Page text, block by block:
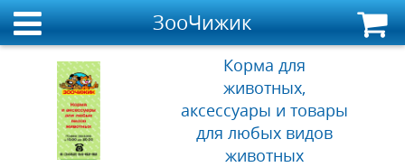
ЗооЧижик
Корма для
животных,
аксессуары и товары
для любых видов
животных